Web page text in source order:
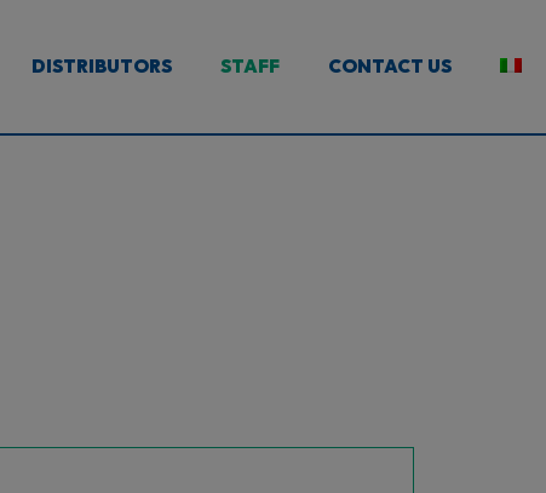
DISTRIBUTORS STAFF CONTACT US